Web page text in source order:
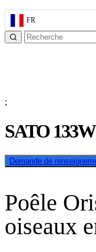
FR
;
SATO 133W
Demande de
Poêle
oiseaux